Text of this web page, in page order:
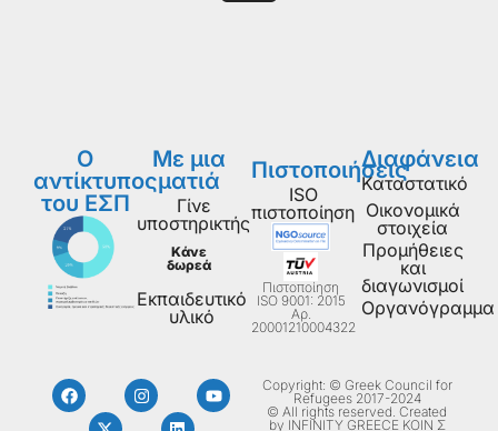
Ο
αντίκτυπος
του ΕΣΠ
Με μια
ματιά
Γίνε
υποστηρικτής
Κάνε
δωρεά
Εκπαιδευτικό
υλικό
Πιστοποιήσεις
ISO
πιστοποίηση
Πιστοποίηση
ISO 9001: 2015
Aρ.
20001210004322
Διαφάνεια
Καταστατικό
Οικονομικά
στοιχεία
Προμήθειες
και
διαγωνισμοί
Οργανόγραμμα
Copyright: © Greek Council for
Refugees 2017-2024
© All rights reserved. Created
by INFINITY GREECE ΚΟΙΝ Σ